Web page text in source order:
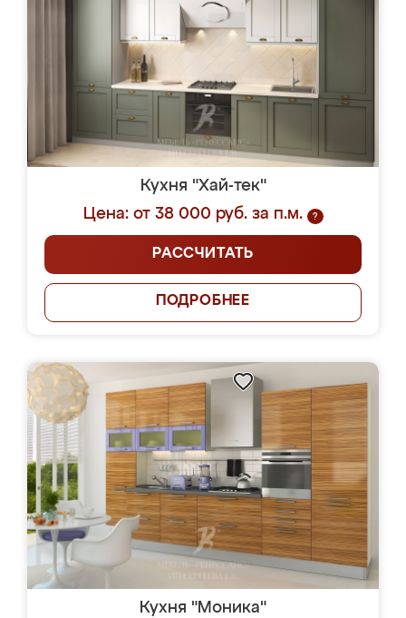
Кухня "Хай-тек"
Цена: от 38 000 руб. за п.м.
?
РАССЧИТАТЬ
ПОДРОБНЕЕ
Кухня "Моника"